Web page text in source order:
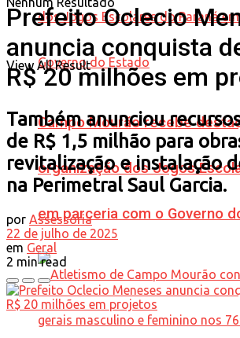
Campo Mourão recebe
organização dos Jogos
em parceria com o Governo
View All Result
Prefeito Oclecio
anuncia conquista
R$ 20 milhões em
Também anunciou
de R$ 1,5 milhão para
revitalização e instalação
na Perimetral Saul Garcia.
por Assessoria
22 de julho de 2025
em Geral
2 min read